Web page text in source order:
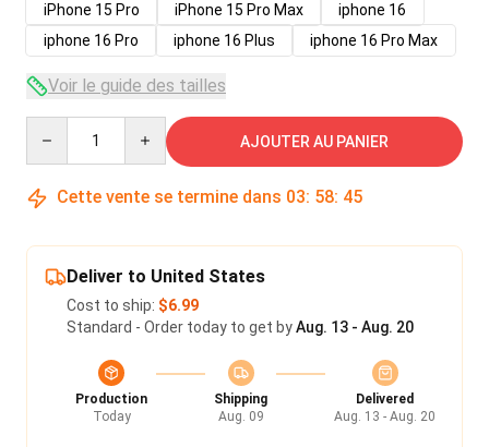
iPhone 15 Pro
iPhone 15 Pro Max
iphone 16
iphone 16 Pro
iphone 16 Plus iphone 16 Pro Max
Voir le guide des tailles
AJOUTER AU PANIER
Cette vente se termine dans 03: 58: 45
Deliver to United States
Cost to ship: $6.99
Standard - Order today to get byAug. 13 - Aug. 20
Production
Today
Shipping
Aug. 09
Delivered
Aug. 13 - Aug. 20